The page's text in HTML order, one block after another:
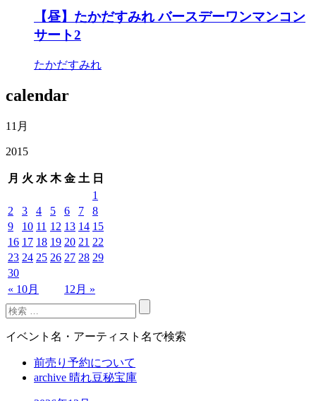
【昼】たかだすみれ バースデーワンマンコン
サート2
たかだすみれ
calendar
11月
2015
月 火 水 木 金 土 日
« 10月 12月 »
1
2
3 4 5 6 7
8
9
10 11 12 13 14 15
16 17 18 19 20 21 22
23 24 25 26 27 28 29
30
イベント名・アーティスト名で検索
前売り予約について
archive 晴れ豆秘宝庫